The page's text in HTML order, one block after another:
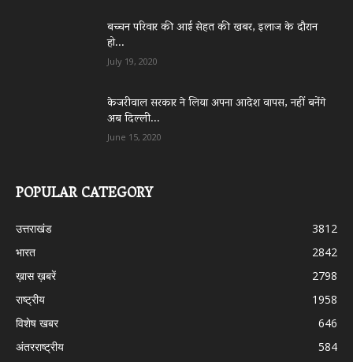
बच्चन परिवार की आई सेहत की खबर, इलाज के दौरान
हो...
July 19, 2020
केजरीवाल सरकार ने लिया अपना आदेश वापस, नहीं बनेंगे
अब दिल्ली...
June 15, 2020
POPULAR CATEGORY
उत्तराखंड
3812
भारत
2842
ख़ास ख़बरें
2798
राष्ट्रीय
1958
विशेष खबर
646
अंतरराष्ट्रीय
584